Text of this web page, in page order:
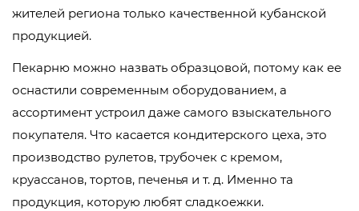
жителей региона только качественной кубанской
продукцией.
Пекарню можно назвать образцовой, потому как ее
оснастили современным оборудованием, а
ассортимент устроил даже самого взыскательного
покупателя. Что касается кондитерского цеха, это
производство рулетов, трубочек с кремом,
круассанов, тортов, печенья и т. д. Именно та
продукция, которую любят сладкоежки.